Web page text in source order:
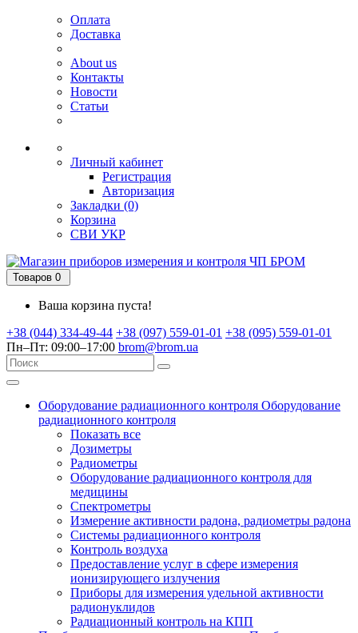
Оплата
Доставка
About us
Контакты
Новости
Статьи
Личный кабинет
Регистрация
Авторизация
Закладки (0)
Корзина
СВИ УКР
Товаров 0
Ваша корзина пуста!
+38 (044) 334-49-44 +38 (097) 559-01-01 +38 (095) 559-01-01
Пн–Пт: 09:00–17:00 brom@brom.ua
Оборудование радиационного контроля Оборудование
радиационного контроля
Показать все
Дозиметры
Радиометры
Оборудование радиационного контроля для
медицины
Спектрометры
Измерение активности радона, радиометры радона
Системы радиационного контроля
Контроль воздуха
Предоставление услуг в сфере измерения
ионизирующего излучения
Приборы для измерения удельной активности
радионуклидов
Радиационный контроль на КПП